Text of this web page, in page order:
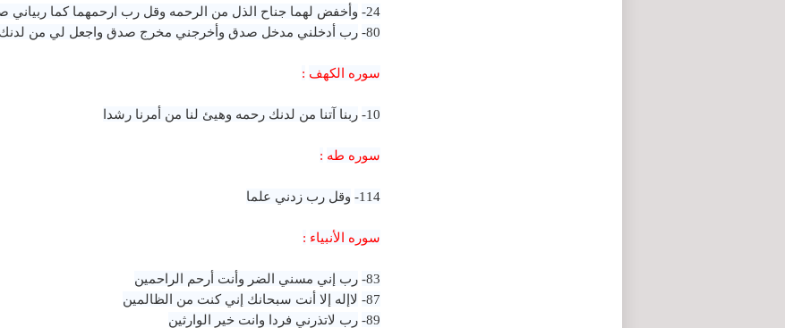
24-
وأخفض لهما جناح الذل من الرحمه وقل رب ارحمهما كما ربياني
80- رب أدخلني مدخل صدق وأخرجني مخرج صدق واجعل لي من لدنك
سوره الكهف :
10- ربنا آتنا من لدنك رحمه وهيئ لنا من أمرنا رشدا
سوره طه :
114- وقل رب زدني علما
سوره الأنبياء :
83- رب إني مسني الضر وأنت أرحم الراحمين
87-
لاإله إلا أنت سبحانك إني كنت من الظالمين
89- رب لاتذرني فردا وانت خير الوارثين